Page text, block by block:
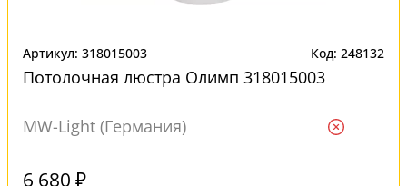
Артикул: 318015003 Код: 248132
Потолочная люстра Олимп 318015003
MW-Light (Германия)
6 680 ₽